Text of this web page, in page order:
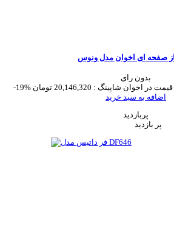
بدون رای
-19%
قیمت در اخوان شاپینگ : 20,146,320 تومان
اضافه به سبد خرید
پربازدید
پر بازدید